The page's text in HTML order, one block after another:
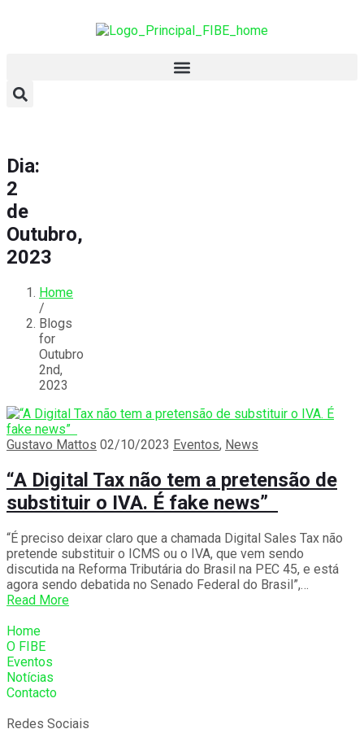
Dia:
2
de
Outubro,
2023
Home
/
Blogs
for
Outubro
2nd,
2023
Gustavo Mattos 02/10/2023 Eventos, News
“A Digital Tax não tem a pretensão de
substituir o IVA. É fake news”
“É preciso deixar claro que a chamada Digital Sales Tax não
pretende substituir o ICMS ou o IVA, que vem sendo
discutida na Reforma Tributária do Brasil na PEC 45, e está
agora sendo debatida no Senado Federal do Brasil”,…
Read More
Home
O FIBE
Eventos
Notícias
Contacto
Redes Sociais